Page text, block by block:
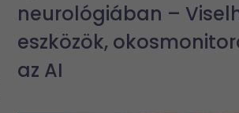
neurológiában –
eszközök,
az AI